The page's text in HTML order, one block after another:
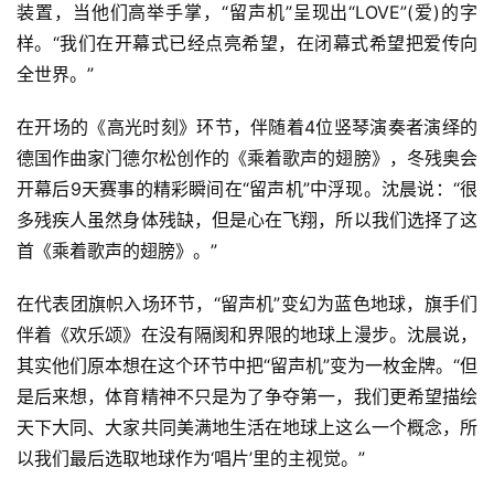
装置，当他们高举手掌，“留声机”呈现出“LOVE”(爱)的字
样。“我们在开幕式已经点亮希望，在闭幕式希望把爱传向
全世界。”
在开场的《高光时刻》环节，伴随着4位竖琴演奏者演绎的
德国作曲家门德尔松创作的《乘着歌声的翅膀》，冬残奥会
开幕后9天赛事的精彩瞬间在“留声机”中浮现。沈晨说：“很
多残疾人虽然身体残缺，但是心在飞翔，所以我们选择了这
首《乘着歌声的翅膀》。”
在代表团旗帜入场环节，“留声机”变幻为蓝色地球，旗手们
伴着《欢乐颂》在没有隔阂和界限的地球上漫步。沈晨说，
其实他们原本想在这个环节中把“留声机”变为一枚金牌。“但
是后来想，体育精神不只是为了争夺第一，我们更希望描绘
天下大同、大家共同美满地生活在地球上这么一个概念，所
以我们最后选取地球作为‘唱片’里的主视觉。”